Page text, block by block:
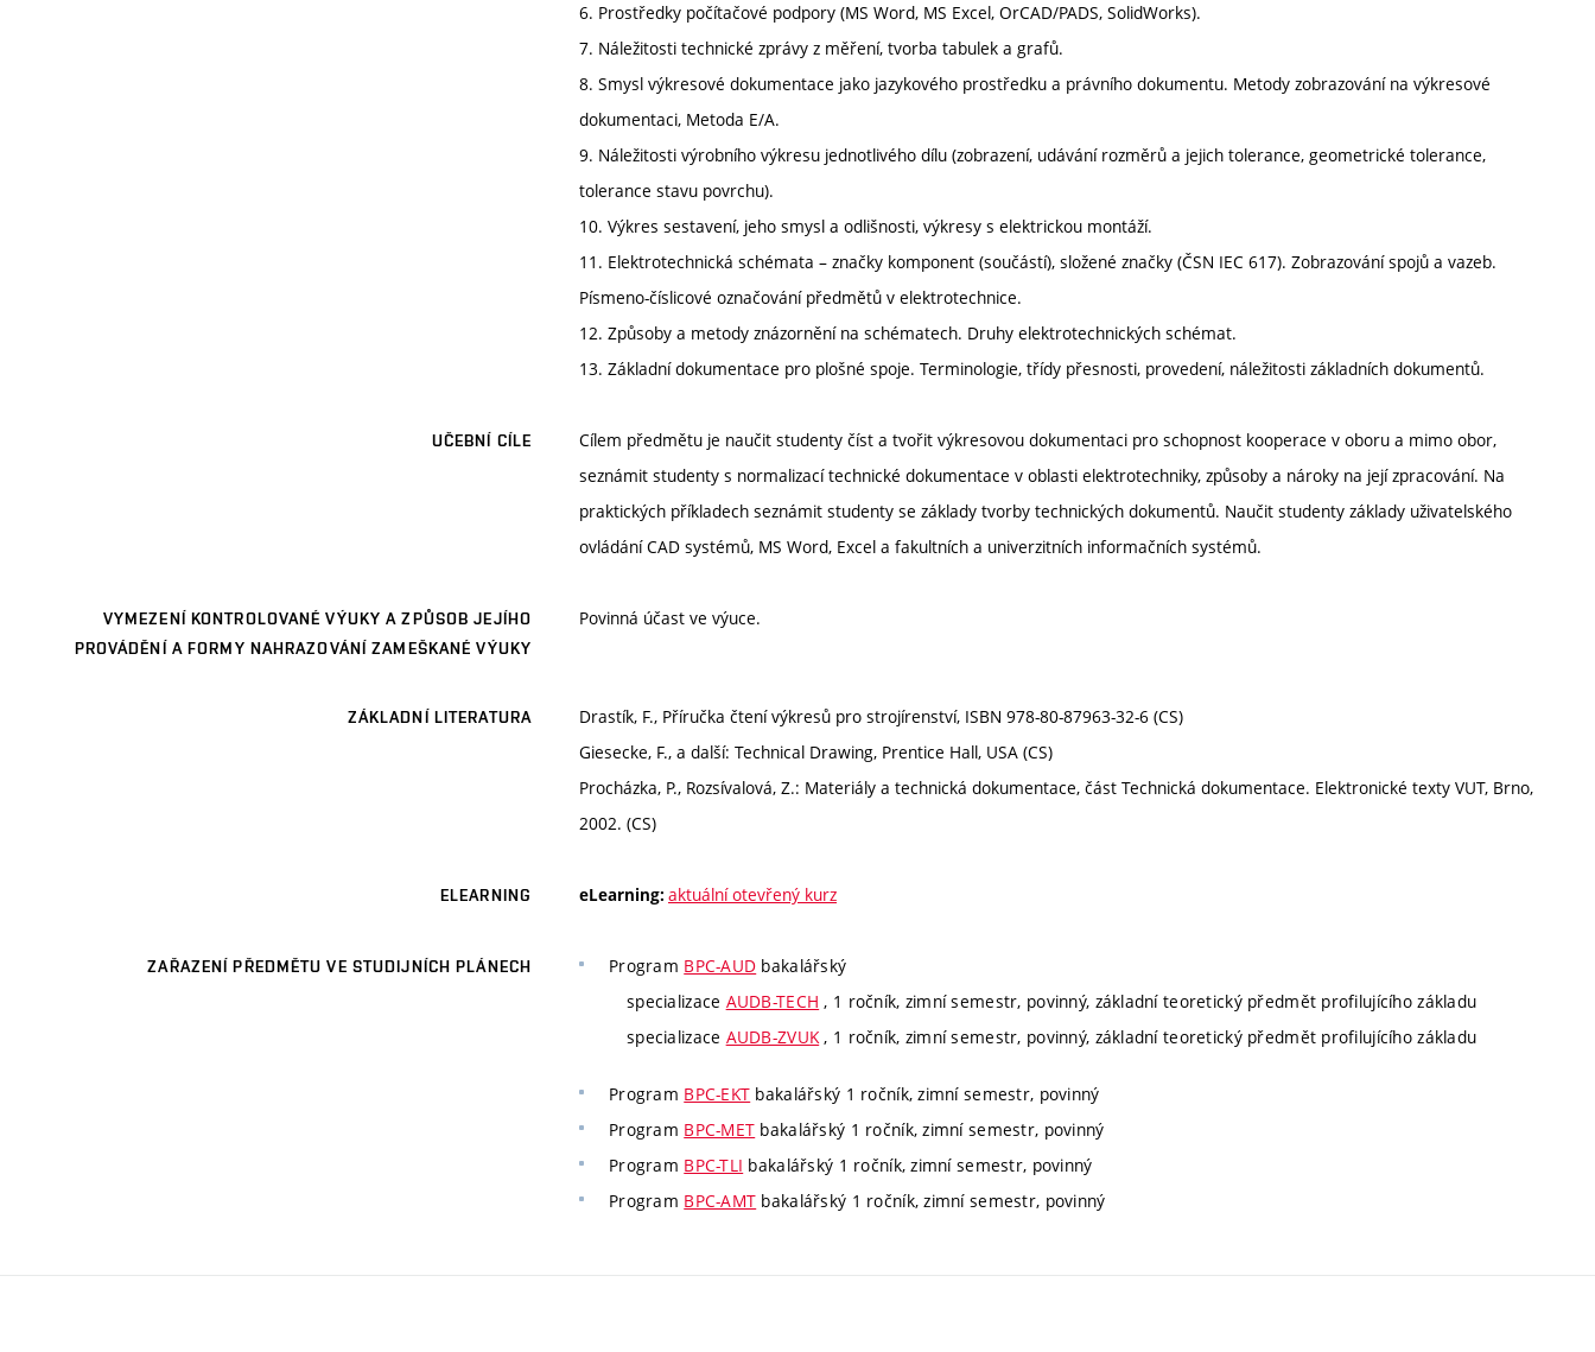
6. Prostředky počítačové podpory (MS Word, MS Excel, OrCAD/PADS, SolidWorks).
7. Náležitosti technické zprávy z měření, tvorba tabulek a grafů.
8. Smysl výkresové dokumentace jako jazykového prostředku a právního dokumentu. Metody zobrazování na výkresové
dokumentaci, Metoda E/A.
9. Náležitosti výrobního výkresu jednotlivého dílu (zobrazení, udávání rozměrů a jejich tolerance, geometrické tolerance,
tolerance stavu povrchu).
10. Výkres sestavení, jeho smysl a odlišnosti, výkresy s elektrickou montáží.
11. Elektrotechnická schémata – značky komponent (součástí), složené značky (ČSN IEC 617). Zobrazování spojů a vazeb.
Písmeno-číslicové označování předmětů v elektrotechnice.
12. Způsoby a metody znázornění na schématech. Druhy elektrotechnických schémat.
13. Základní dokumentace pro plošné spoje. Terminologie, třídy přesnosti, provedení, náležitosti základních dokumentů.
UČEBNÍ CÍLE
Cílem předmětu je naučit studenty číst a tvořit výkresovou dokumentaci pro schopnost kooperace v oboru a mimo obor,
seznámit studenty s normalizací technické dokumentace v oblasti elektrotechniky, způsoby a nároky na její zpracování. Na
praktických příkladech seznámit studenty se základy tvorby technických dokumentů. Naučit studenty základy uživatelského
ovládání CAD systémů, MS Word, Excel a fakultních a univerzitních informačních systémů.
VYMEZENÍ KONTROLOVANÉ VÝUKY A ZPŮSOB JEJÍHO
PROVÁDĚNÍ A FORMY NAHRAZOVÁNÍ ZAMEŠKANÉ VÝUKY
Povinná účast ve výuce.
ZÁKLADNÍ LITERATURA
Drastík, F., Příručka čtení výkresů pro strojírenství, ISBN 978-80-87963-32-6 (CS)
Giesecke, F., a další: Technical Drawing, Prentice Hall, USA (CS)
Procházka, P., Rozsívalová, Z.: Materiály a technická dokumentace, část Technická dokumentace. Elektronické texty VUT, Brno,
2002. (CS)
ELEARNING eLearning: aktuální otevřený kurz
ZAŘAZENÍ PŘEDMĚTU VE STUDIJNÍCH PLÁNECH Program BPC-AUD bakalářský
specializace AUDB-TECH , 1 ročník, zimní semestr, povinný, základní teoretický předmět profilujícího základu
specializace AUDB-ZVUK, 1 ročník, zimní semestr, povinný, základní teoretický předmět profilujícího základu
Program BPC-EKT bakalářský 1 ročník, zimní semestr, povinný
Program BPC-MET bakalářský 1 ročník, zimní semestr, povinný
Program BPC-TLI bakalářský 1 ročník, zimní semestr, povinný
Program BPC-AMT bakalářský 1 ročník, zimní semestr, povinný